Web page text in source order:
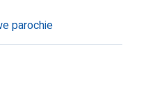
parochie